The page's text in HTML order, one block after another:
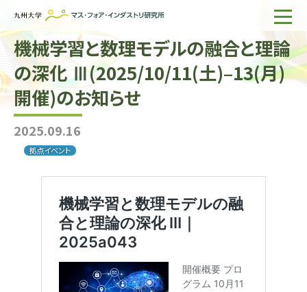
ホーム
IMIについて
組織・所員
研究活動
サイト内検索
機械学習と数理モデルの融合と理論
の深化 Ⅲ(2025/10/11(土)–13(月)
開催)のお知らせ
2025.09.16
拠点イベント